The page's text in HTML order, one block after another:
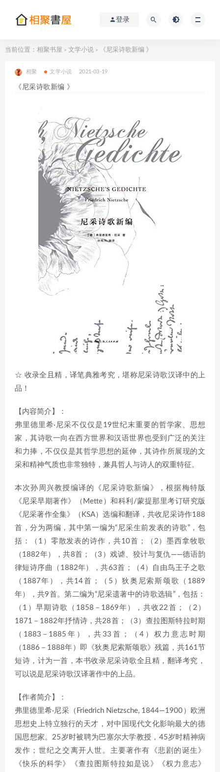
登录
当前位置： 相聚书屋 > 文学小说 > 《尼采诗歌新编 》
相聚 文学小说 2021-03-19
《尼采诗歌新编 》
☆ 收录全且精，译笔典雅考究，堪称尼采诗歌汉译中的上
品！
【内容简介】：
弗里德里希·尼采不仅仅是19世纪末重要的哲学家、思想
家，其诗歌一向在西方世界和汉语世界也受到广泛的关注
和力捧，不仅仅是其哲学思想的延伸，其诗作所展现的文
采和精神气质也非常独特，兼具哲人与诗人的双重特征。
本次孙周兴教授编译的《尼采诗歌新编》，根据梅特版
《尼采早期著作》（Mette）和科利/蒙提那里考订研究版
《尼采著作全集》（KSA）选编和翻译，共收尼采诗作188
首，分为两编，其中第一编为“尼采生前发表的诗歌”，包
括：（1）零散发表的诗作，共10首；（2）墨西拿牧歌
（1882年），共8首；（3）戏谑、狡计与复仇——德语韵
律短诗序曲（1882年），共63首；（4）自由鸟王子之歌
（1887年），共14首；（5）狄奥尼索斯颂歌（1889
年），共9首。第二编为“尼采遗著中的诗歌选辑”，包括：
（1）早期诗歌（1858－1869年），共收22首；（2）
1871－1882年抒情诗，共28首；（3）查拉图斯特拉时期
（1883－1885年），共33首；（4）权力意志时期
（1886－1888年）即《狄奥尼索斯颂歌》残篇，共161节
短诗，计为一首，本书收录尼采诗歌全且精，翻译考究，
可以说是尼采诗歌汉译著作中的上品。
【作者简介】：
弗里德里希·尼采（Friedrich Nietzsche, 1844—1900）欧洲
思想史上特立独行的天才，对中国现代文化影响最大的德
国思想家。25岁时被聘为巴塞尔大学教授，45岁时精神病
发作；世纪之交离开人世。主要著作有《悲剧的诞生》
《快乐的科学》《查拉图斯特拉如是说》《权力意志》